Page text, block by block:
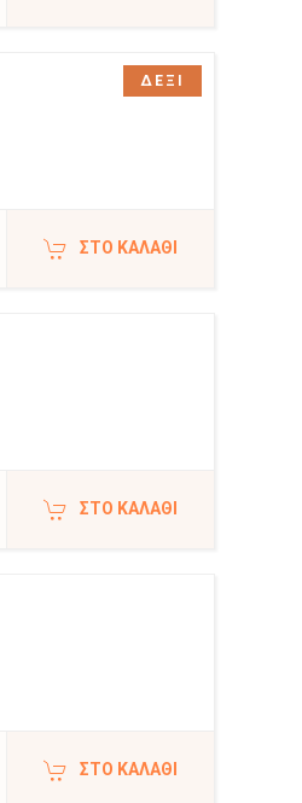
ΣΤΟ ΚΑΛΆΘΙ
ΔΕΞΙ
ΣΤΟ ΚΑΛΆΘΙ
ΣΤΟ ΚΑΛΆΘΙ